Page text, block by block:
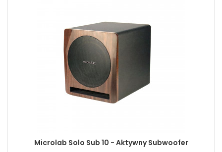
Microlab Solo Sub 10 - Aktywny Subwoofer